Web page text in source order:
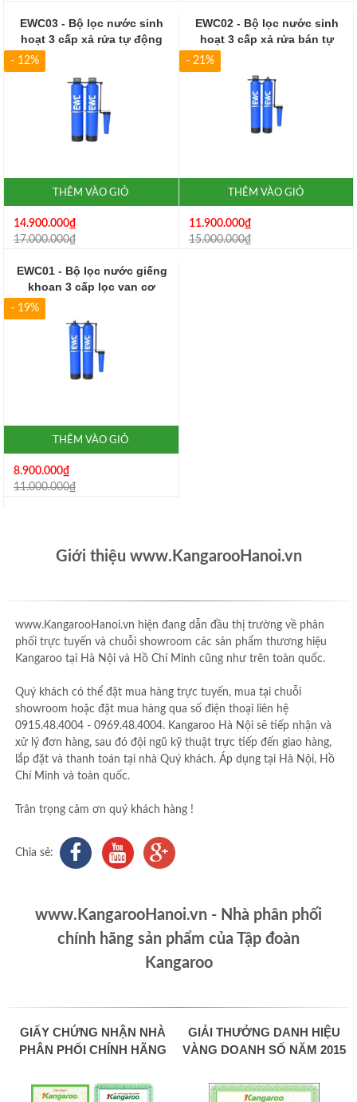
EWC03 - Bộ lọc nước sinh
hoạt 3 cấp xả rửa tự động
- 12%
THÊM VÀO GIỎ
14.900.000₫
17.000.000₫
EWC02 - Bộ lọc nước sinh
hoạt 3 cấp xả rửa bán tự
- 21%
THÊM VÀO GIỎ
11.900.000₫
15.000.000₫
EWC01 - Bộ lọc nước giếng
khoan 3 cấp lọc van cơ
- 19%
THÊM VÀO GIỎ
8.900.000₫
11.000.000₫
Giới thiệu www.KangarooHanoi.vn
www.KangarooHanoi.vn hiện đang dẫn đầu thị trường về phân
phối trực tuyến và chuỗi showroom các sản phẩm thương hiệu
Kangaroo tại Hà Nội và Hồ Chí Minh cũng như trên toàn quốc.
Quý khách có thể đặt mua hàng trực tuyến, mua tại chuỗi
showroom hoặc đặt mua hàng qua số điện thoại liên hệ
0915.48.4004 - 0969.48.4004. Kangaroo Hà Nội sẽ tiếp nhận và
xử lý đơn hàng, sau đó đội ngũ kỹ thuật trực tiếp đến giao hàng,
lắp đặt và thanh toán tại nhà Quý khách. Áp dụng tại Hà Nội, Hồ
Chí Minh và toàn quốc.
Trân trọng cảm ơn quý khách hàng !
Chia sẻ:
www.KangarooHanoi.vn - Nhà phân phối
chính hãng sản phẩm của Tập đoàn
Kangaroo
GIẤY CHỨNG NHẬN NHÀ
PHÂN PHỐI CHÍNH HÃNG
GIẢI THƯỞNG DANH HIỆU
VÀNG DOANH SỐ NĂM 2015